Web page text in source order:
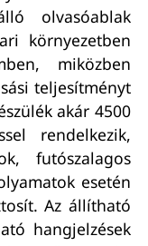
olvasóablak
környezetben
miközben
teljesítményt
akár 4500
rendelkezik,
futószalagos
esetén
Az állítható
hangjelzések